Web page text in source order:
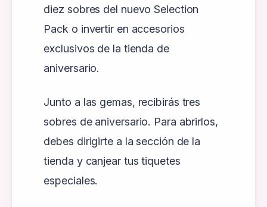
diez sobres del nuevo Selection
Pack o invertir en accesorios
exclusivos de la tienda de
aniversario.
Junto a las gemas, recibirás tres
sobres de aniversario. Para abrirlos,
debes dirigirte a la sección de la
tienda y canjear tus tiquetes
especiales.